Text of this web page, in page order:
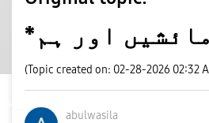
(Topic created on: 02-28-2026 02:32
abulwasila